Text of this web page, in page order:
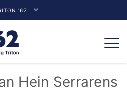
'62
Hein Serrarens